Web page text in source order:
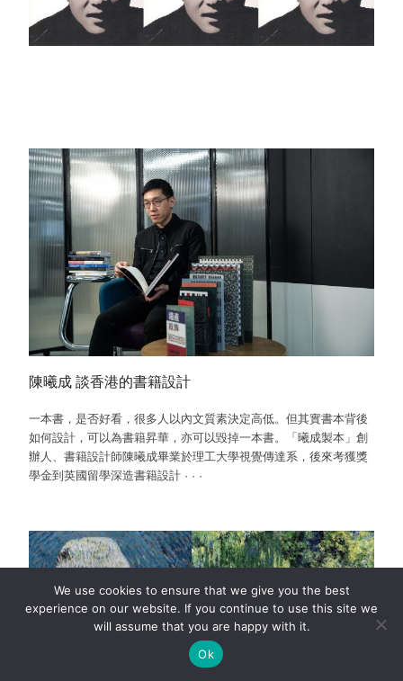
陳曦成 談香港的書籍設計
一本書，是否好看，很多人以內文質素決定高低。但其實書本背後
如何設計，可以為書籍昇華，亦可以毀掉一本書。「曦成製本」創
辦人、書籍設計師陳曦成畢業於理工大學視覺傳達系，後來考獲獎
學金到英國留學深造書籍設計 · · ·
We use cookies to ensure that we give you the best
experience on our website. If you continue to use this site we
will assume that you are happy with it.
Ok